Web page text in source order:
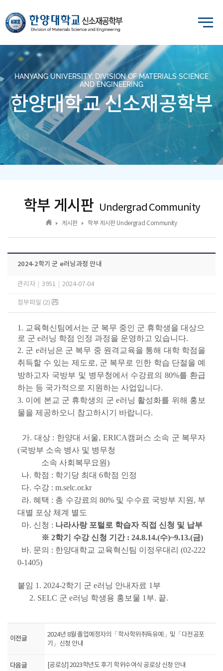
HANYANG UNIVERSITY, DIVISION OF MATERIALS SCIENCE
AND ENGINEERING
한양대학교 신소재공학부
학부 게시판 Undergrad Community
게시판 학부 게시판 Undergrad Community
2024-2학기 군 e러닝과정 안내
관리자 3951 2024-07-04
첨부파일 (2)
1. 교육혁신팀에서는 군 복무 중인 군 휴학생을 대상으
로 군 e러닝 학점 인정 과정을 운영하고 있습니다.
2. 군 e러닝은 군 복무 중 원격교육을 통해 대학 학점을
취득할 수 있는 제도로, 군 복무로 인한 학습 단절을 예
방하고자 국방부 및 병무청에서 수강료의 80%를 환급
하는 등 국가적으로 지원하는 사업입니다.
3. 이에 본교 군 휴학생의 군 e러닝 활성화를 위해 홍보
물을 제공하오니 참고하시기 바랍니다.
가. 대상 : 한양대 서울, ERICA캠퍼스 소속 군 복무자
(국방부 소속 병사 및 병무청
소속 사회복무요원)
나. 학점 : 학기당 최대 6학점 인정
다. 수강 : m.selc.or.kr
라. 혜택 : 총 수강료의 80% 및 수수료 국방부 지원, 부
대별 포상 체계 별도
마. 신청 : 나라사랑 포털로 학습자 직접 신청 및 납부
※ 2학기 수강 신청 기간 : 24.8.14.(수)~9.13.(금)
바. 문의 : 한양대학교 교육혁신팀 이정우대리 (02-222
0-1405)
붙임 1. 2024-2학기 군 e러닝 안내자료 1부
2. SELC 군 e러닝 학생용 홍보물 1부. 끝.
이전글
2024년 8월 졸업예정자의「학사학위취득유예」및「다전공포
기」신청 안내
다음글 [공로상] 2023학년도 후기 학위수여식 공로상 신청 안내